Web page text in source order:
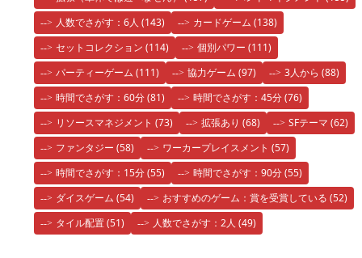
人数でさがす：6人 (143) カードゲーム (138)
セットコレクション (114) 個別パワー (111)
パーティーゲーム (111) 協力ゲーム (97) 3人から (88)
時間でさがす：60分(81) 時間でさがす：45分(76)
リソースマネジメント (73) 拡張あり (68) SFテーマ (62)
ファンタジー (58) ワーカープレイスメント (57)
時間でさがす：15分(55) 時間でさがす：90分(55)
ダイスゲーム (54) おすすめのゲーム：賞を受賞している (52)
タイル配置(51) 人数でさがす：2人 (49)